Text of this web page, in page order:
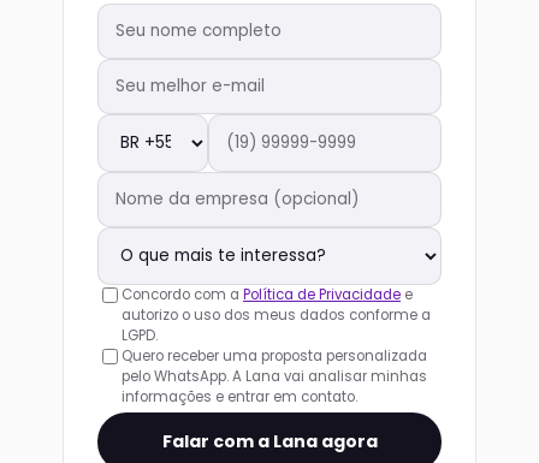
Concordo com a Política de Privacidade e
autorizo o uso dos meus dados conforme a
LGPD.
Quero receber uma proposta personalizada
pelo WhatsApp. A Lana vai analisar minhas
informações e entrar em contato.
Falar com a Lana agora